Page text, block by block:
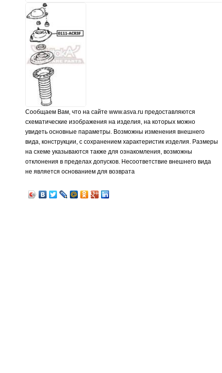
Сообщаем Вам, что на сайте www.asva.ru предоставляются
схематические изображения на изделия, на которых можно
увидеть основные параметры. Возможны изменения внешнего
вида, конструкции, с сохранением характеристик изделия. Размеры
на схеме указываются также для ознакомления, возможны
отклонения в пределах допусков. Несоответствие внешнего вида
не является основанием для возврата